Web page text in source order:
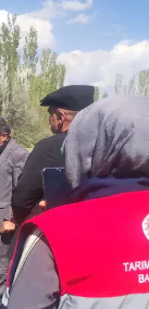
Çanakkale
Çankırı
Çorum
Denizli
Diyarbakır
Edirne
Elazığ